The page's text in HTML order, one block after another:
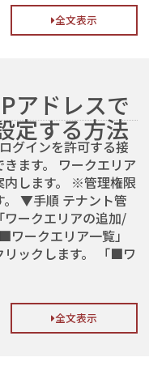
全文表示
アドレスで
定する方法
グインを許可する接
ます。 ワークエリア
内します。 ※管理権限
。 ▼手順 テナント管
ークエリアの追加/
ークエリア一覧」
リックします。 「■ワ
全文表示